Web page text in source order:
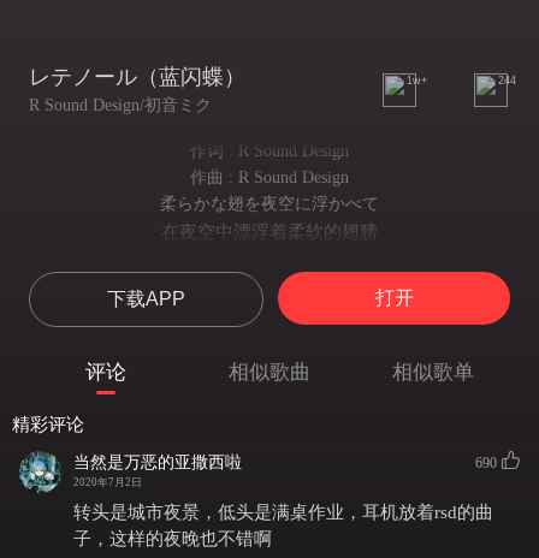
レテノール（蓝闪蝶）
R Sound Design/初音ミク
1w+ 244
作词 : R Sound Design
作曲 : R Sound Design
柔らかな翅を夜空に浮かべて
在夜空中漂浮着柔软的翅膀
将身体寄存于冰冷的空气之中
欲しいものなんて１つも無いのさ
没有一件想要的事物
这个夜晚流逝着
こぼれそうな程月照らして
終わらぬ今日も こんな時代も
无论是没有终结的今日 还是这样的时代
下载APP 打开
评论 相似歌曲 相似歌单
精彩评论
当然是万恶的亚撒西啦
2020年7月2日
690
转头是城市夜景，低头是满桌作业，耳机放着rsd的曲
子，这样的夜晚也不错啊